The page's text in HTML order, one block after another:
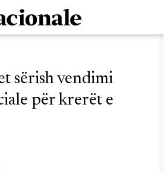
sërish vendimi
për krerët e